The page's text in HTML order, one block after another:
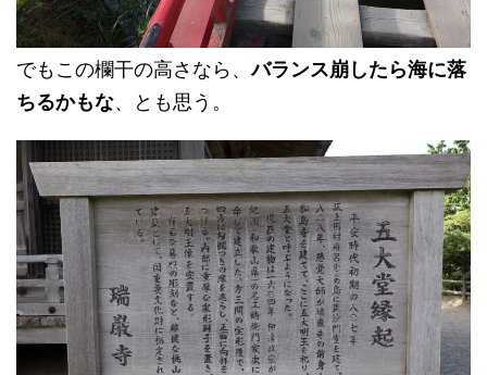
でもこの欄干の高さなら、バランス崩したら海に落
ちるかもな、とも思う。